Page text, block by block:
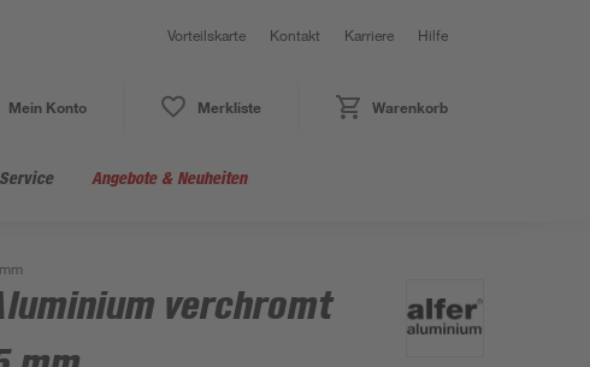
Vorteilskarte Kontakt Karriere Hilfe
Mein Konto Merkliste Warenkorb
Angebote & Neuheiten
verchromt